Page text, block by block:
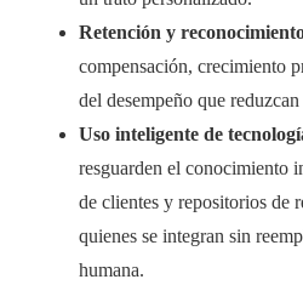
Retención y
compensación, crecimiento
del desempeño que
Uso inteligente de
resguarden el conocimiento
de clientes y repositorios de
quienes se integran sin
humana.